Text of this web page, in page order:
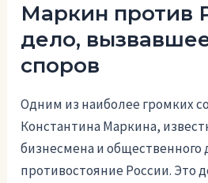
Маркин против
дело,
споров
Одним из наиболее громких
Константина Маркина,
бизнесмена и общественного
противостояние России. Это